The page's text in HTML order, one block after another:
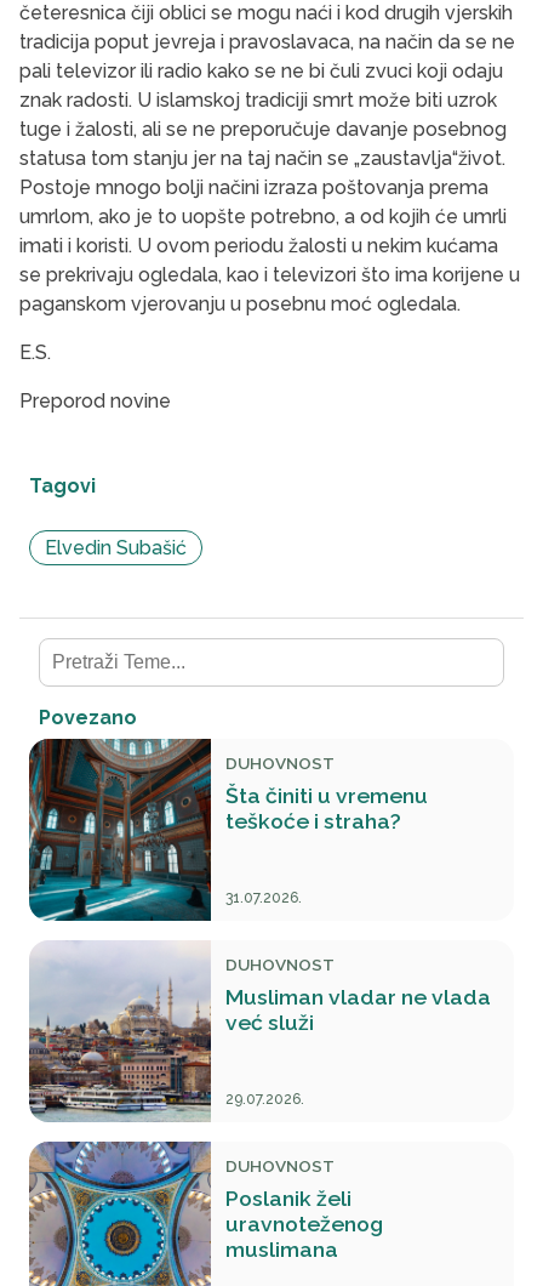
četeresnica čiji oblici se mogu naći i kod drugih vjerskih
tradicija poput jevreja i pravoslavaca, na način da se ne
pali televizor ili radio kako se ne bi čuli zvuci koji odaju
znak radosti. U islamskoj tradiciji smrt može biti uzrok
tuge i žalosti, ali se ne preporučuje davanje posebnog
statusa tom stanju jer na taj način se „zaustavlja“život.
Postoje mnogo bolji načini izraza poštovanja prema
umrlom, ako je to uopšte potrebno, a od kojih će umrli
imati i koristi. U ovom periodu žalosti u nekim kućama
se prekrivaju ogledala, kao i televizori što ima korijene u
paganskom vjerovanju u posebnu moć ogledala.
E.S.
Preporod novine
Tagovi
Elvedin Subašić
Povezano
DUHOVNOST
Šta činiti u vremenu
teškoće i straha?
31.07.2026.
DUHOVNOST
Musliman vladar ne vlada
već služi
29.07.2026.
DUHOVNOST
Poslanik želi
uravnoteženog
muslimana